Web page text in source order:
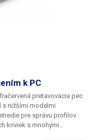
70Sn/30Pb, 63SN/37Pb,
k PC
pretavovacia pec
s nižšími modelmi
pre správu profilov
kriviek s mnohými